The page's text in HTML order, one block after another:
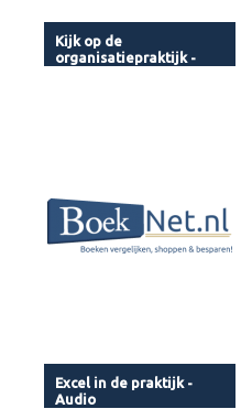
Kijk op de
organisatiepraktijk -
Excel in de praktijk -
Audio